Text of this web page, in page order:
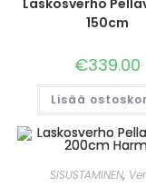
150cm
€339.00
Lisää
SISUSTAMINEN,